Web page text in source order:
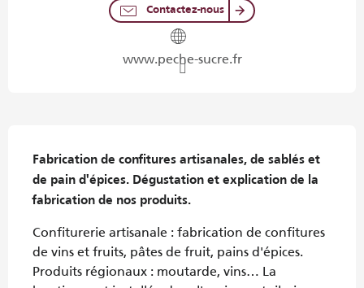
Contactez-nous
www.peche-sucre.fr
Fabrication de confitures artisanales, de sablés et
de pain d'épices. Dégustation et explication de la
fabrication de nos produits.
Confiturerie artisanale : fabrication de confitures
de vins et fruits, pâtes de fruit, pains d'épices.
Produits régionaux : moutarde, vins… La